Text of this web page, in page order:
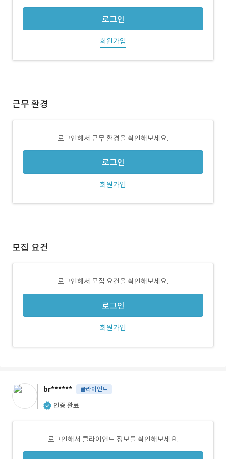
로그인
회원가입
근무 환경
로그인해서 근무 환경을 확인해보세요.
로그인
회원가입
모집 요건
로그인해서 모집 요건을 확인해보세요.
로그인
회원가입
br****** 클라이언트
인증 완료
로그인해서 클라이언트 정보를 확인해보세요.